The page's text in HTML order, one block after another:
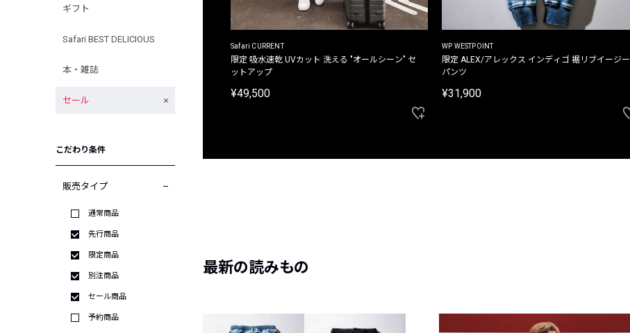
ギフト
Safari BEST DELICIOUS
本・雑誌
セール
こだわり条件
販売タイプ
通常商品
先行商品
限定商品
別注商品
セール商品
予約商品
Safari CURRENT
限定 吸水速乾 UVカット 洗える "オールシーン" セ
ットアップ
¥49,500
WP WESTPOINT
限定 ALEX/アレックス インディゴ 裾リブイージー
パンツ
¥31,900
最新の読みもの